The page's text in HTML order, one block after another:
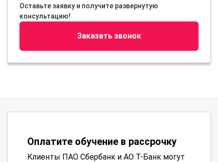
Оставьте заявку и получите развернутую
консультацию!
Заказать звонок
Оплатите обучение в рассрочку
Клиенты ПАО Сбербанк и АО Т-Банк могут